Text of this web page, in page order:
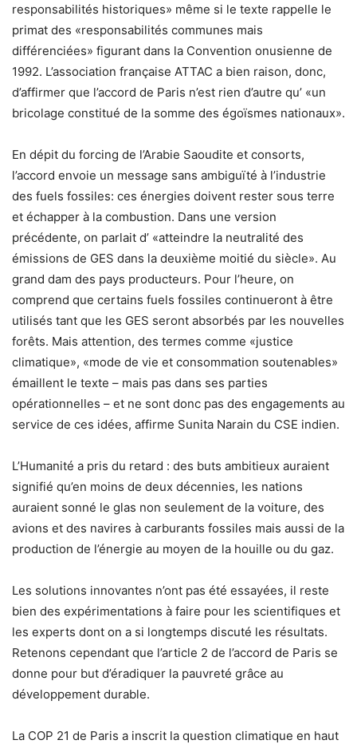
responsabilités historiques» même si le texte rappelle le
primat des «responsabilités communes mais
différenciées» figurant dans la Convention onusienne de
1992. L’association française ATTAC a bien raison, donc,
d’affirmer que l’accord de Paris n’est rien d’autre qu’ «un
bricolage constitué de la somme des égoïsmes nationaux».
En dépit du forcing de l’Arabie Saoudite et consorts,
l’accord envoie un message sans ambiguïté à l’industrie
des fuels fossiles: ces énergies doivent rester sous terre
et échapper à la combustion. Dans une version
précédente, on parlait d’ «atteindre la neutralité des
émissions de GES dans la deuxième moitié du siècle». Au
grand dam des pays producteurs. Pour l’heure, on
comprend que certains fuels fossiles continueront à être
utilisés tant que les GES seront absorbés par les nouvelles
forêts. Mais attention, des termes comme «justice
climatique», «mode de vie et consommation soutenables»
émaillent le texte – mais pas dans ses parties
opérationnelles – et ne sont donc pas des engagements au
service de ces idées, affirme Sunita Narain du CSE indien.
L’Humanité a pris du retard : des buts ambitieux auraient
signifié qu’en moins de deux décennies, les nations
auraient sonné le glas non seulement de la voiture, des
avions et des navires à carburants fossiles mais aussi de la
production de l’énergie au moyen de la houille ou du gaz.
Les solutions innovantes n’ont pas été essayées, il reste
bien des expérimentations à faire pour les scientifiques et
les experts dont on a si longtemps discuté les résultats.
Retenons cependant que l’article 2 de l’accord de Paris se
donne pour but d’éradiquer la pauvreté grâce au
développement durable.
La COP 21 de Paris a inscrit la question climatique en haut